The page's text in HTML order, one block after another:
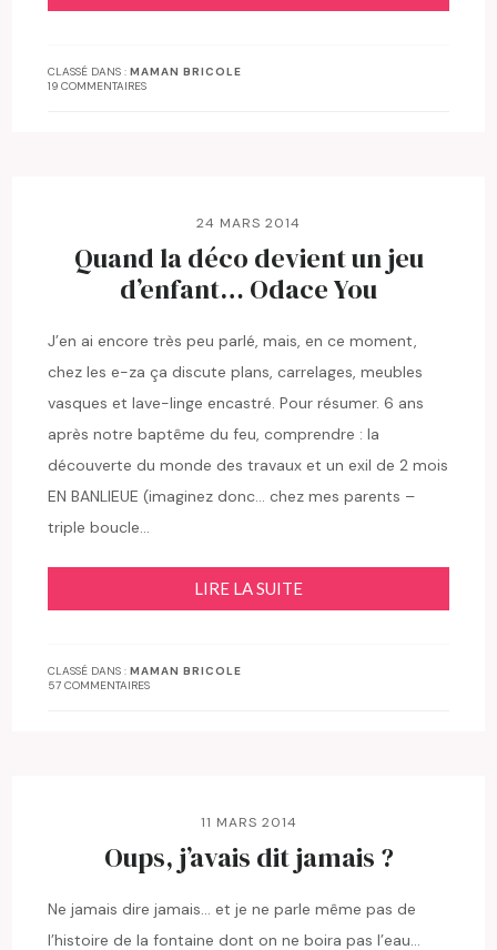
CLASSÉ DANS :MAMAN BRICOLE
19 COMMENTAIRES
24 MARS 2014
Quand la déco devient un jeu
d’enfant… Odace You
J’en ai encore très peu parlé, mais, en ce moment,
chez les e-za ça discute plans, carrelages, meubles
vasques et lave-linge encastré. Pour résumer. 6 ans
après notre baptême du feu, comprendre : la
découverte du monde des travaux et un exil de 2 mois
EN BANLIEUE (imaginez donc… chez mes parents –
triple boucle…
LIRE LA SUITE
CLASSÉ DANS :MAMAN BRICOLE
57 COMMENTAIRES
11 MARS 2014
Oups, j’avais dit jamais ?
Ne jamais dire jamais… et je ne parle même pas de
l’histoire de la fontaine dont on ne boira pas l’eau…